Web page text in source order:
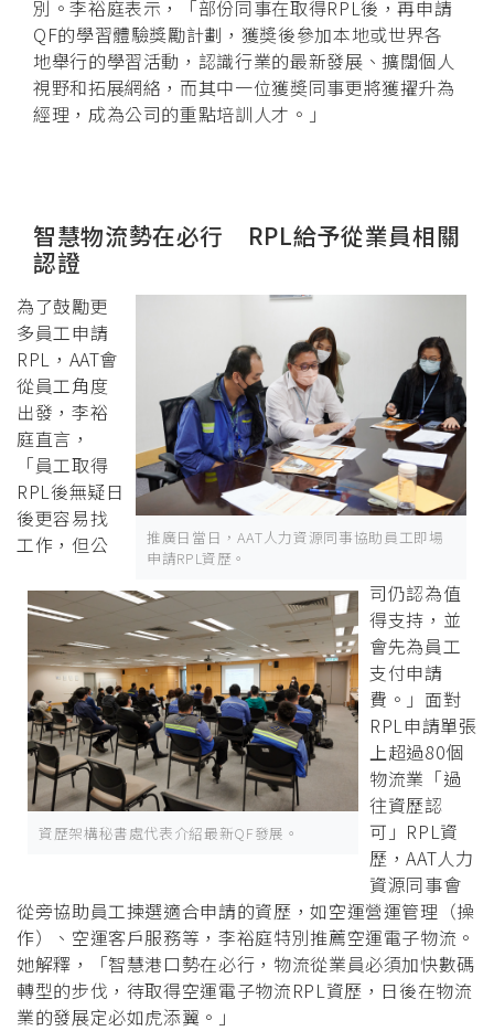
別。李裕庭表示，「部份同事在取得RPL後，再申請
QF的學習體驗獎勵計劃，獲奬後參加本地或世界各
地舉行的學習活動，認識行業的最新發展、擴闊個人
視野和拓展網絡，而其中一位獲奬同事更將獲擢升為
經理，成為公司的重點培訓人才。」
智慧物流勢在必行 RPL給予從業員相關
認證
推廣日當日，AAT人力資源同事協助員工即場
申請RPL資歷。
資歷架構秘書處代表介紹最新QF發展。
為了鼓勵更
多員工申請
RPL，AAT會
從員工角度
出發，李裕
庭直言，
「員工取得
RPL後無疑日
後更容易找
工作，但公
司仍認為值
得支持，並
會先為員工
支付申請
費。」面對
RPL申請單張
上超過80個
物流業「過
往資歷認
可」RPL資
歷，AAT人力
資源同事會
從旁協助員工揀選適合申請的資歷，如空運營運管理（操
作）、空運客戶服務等，李裕庭特別推薦空運電子物流。
她解釋，「智慧港口勢在必行，物流從業員必須加快數碼
轉型的步伐，待取得空運電子物流RPL資歷，日後在物流
業的發展定必如虎添翼。」